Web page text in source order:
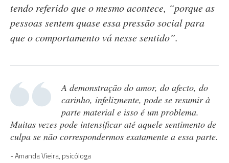
tendo referido que o mesmo acontece, “porque as
pessoas sentem quase essa pressão social para
que o comportamento vá nesse sentido”.
A demonstração do amor, do afecto, do
carinho, infelizmente, pode se resumir à
parte material e isso é um problema.
Muitas vezes pode intensificar até aquele sentimento de
culpa se não correspondermos exatamente a essa parte.
Amanda Vieira, psicóloga